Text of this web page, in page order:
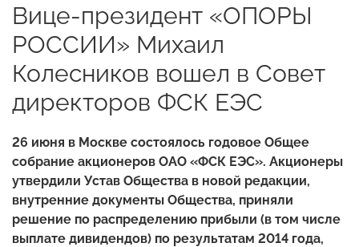
Вице-президент «ОПОРЫ
РОССИИ» Михаил
Колесников вошел в Совет
директоров ФСК ЕЭС
26 июня в Москве состоялось годовое Общее
собрание акционеров ОАО «ФСК ЕЭС». Акционеры
утвердили Устав Общества в новой редакции,
внутренние документы Общества, приняли
решение по распределению прибыли (в том числе
выплате дивидендов) по результатам 2014 года,